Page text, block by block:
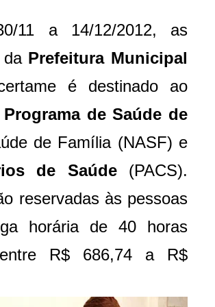
11 a 14/12/2012, as
da Prefeitura Municipal
é destinado ao
Programa de Saúde de
de Família (NASF) e
de Saúde (PACS).
reservadas às pessoas
horária de 40 horas
R$ 686,74 a R$